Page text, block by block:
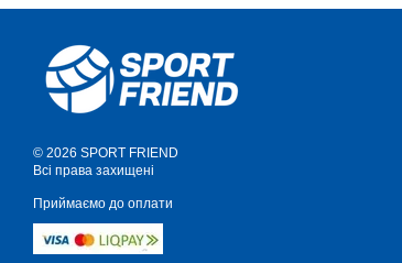
© 2026 SPORT FRIEND
Всі права захищені
Приймаємо до оплати